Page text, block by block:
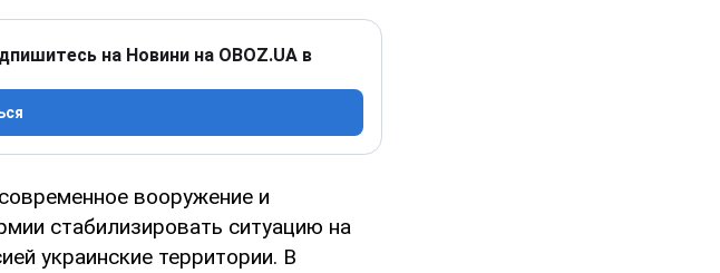
на Новини на OBOZ.UA в
вооружение и
стабилизировать ситуацию на
украинские территории. В